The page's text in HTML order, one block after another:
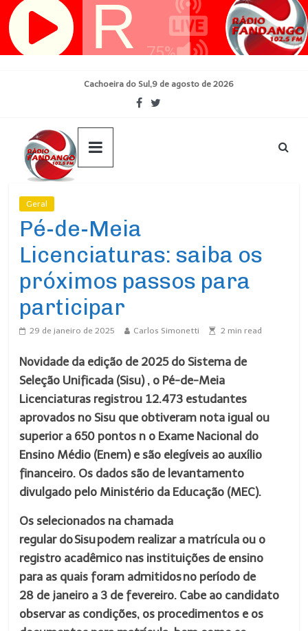
Pular
para
Cachoeira do Sul,9 de agosto de 2026
Geral
Pé-de-Meia
Licenciaturas: saiba os
próximos passos para
participar
29 de janeiro de 2025 Carlos Simonetti 2 min read
Novidade da edição de 2025 doSistema de
Seleção Unificada (Sisu) , o Pé-de-Meia
Licenciaturas registrou 12.473 estudantes
aprovados no Sisu que obtiveram nota igual ou
superior a 650 pontos n o Exame Nacional do
Ensino Médio (Enem) e são elegíveis ao auxílio
financeiro. Os dados são de levantamento
divulgado pelo Ministério da Educação (MEC).
Os selecionados na chamada
regular do Sisu podem realizar a matrícula ou o
registro acadêmico nas instituições de ensino
para as quais foram admitidos no período de
28 de janeiro a 3 de fevereiro. Cabe ao candidato
observar as condições, os procedimentos e os